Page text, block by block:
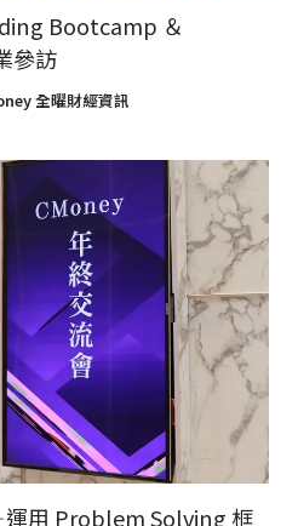
Bootcamp ＆
參訪
全曜財經資訊
運用 Problem Solving 框